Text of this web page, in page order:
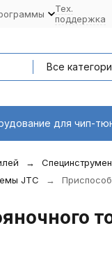
Тех.
поддержка
Все
для чип-
JTC